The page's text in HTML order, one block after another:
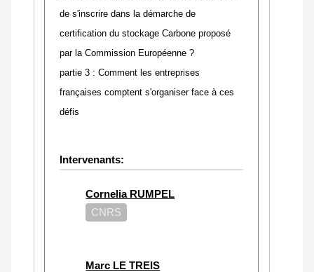
de s'inscrire dans la démarche de
certification du stockage Carbone proposé
par la Commission Européenne ?
partie 3 : Comment les entreprises
françaises comptent s'organiser face à ces
défis
Intervenants:
Cornelia RUMPEL
CNRS
Marc LE TREIS